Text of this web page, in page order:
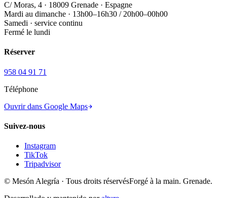
C/ Moras, 4 · 18009 Grenade · Espagne
Mardi au dimanche · 13h00–16h30 / 20h00–00h00
Samedi · service continu
Fermé le lundi
Réserver
958 04 91 71
Téléphone
Ouvrir dans Google Maps
Suivez-nous
Instagram
TikTok
Tripadvisor
© Mesón Alegría · Tous droits réservésForgé à la main. Grenade.